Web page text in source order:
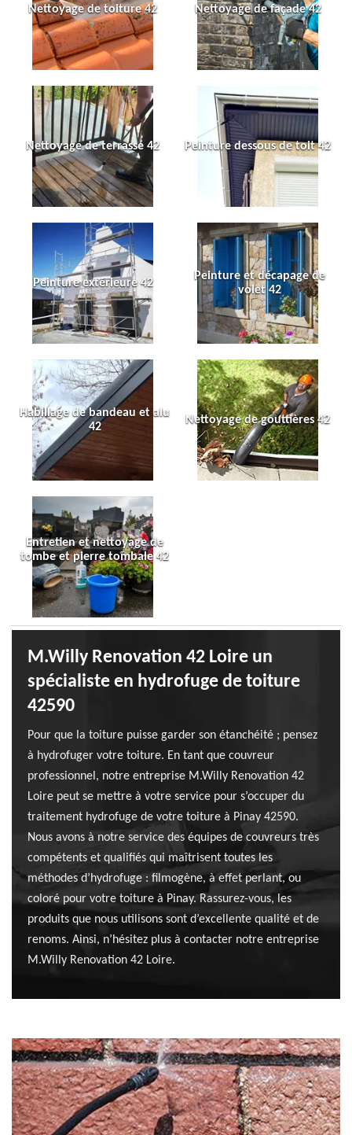
Nettoyage de toiture 42 Nettoyage de façade 42
Nettoyage de terrasse 42 Peinture dessous de toit 42
Peinture extérieure 42
Peinture et décapage de
volet 42
Habillage de bandeau et alu
42
Nettoyage de gouttières 42
Entretien et nettoyage de
tombe et pierre tombale 42
M.Willy Renovation 42 Loire un
spécialiste en hydrofuge de toiture
42590
Pour que la toiture puisse garder son étanchéité ; pensez
à hydrofuger votre toiture. En tant que couvreur
professionnel, notre entreprise M.Willy Renovation 42
Loire peut se mettre à votre service pour s’occuper du
traitement hydrofuge de votre toiture à Pinay 42590.
Nous avons à notre service des équipes de couvreurs très
compétents et qualifiés qui maîtrisent toutes les
méthodes d’hydrofuge : filmogène, à effet perlant, ou
coloré pour votre toiture à Pinay. Rassurez-vous, les
produits que nous utilisons sont d’excellente qualité et de
renoms. Ainsi, n’hésitez plus à contacter notre entreprise
M.Willy Renovation 42 Loire.